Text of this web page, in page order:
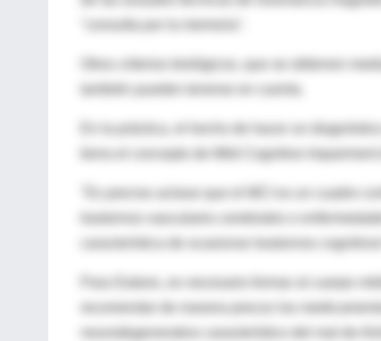
Otros criterios biológicos, que se obtienen
En la práctica, el hecho de hacer un
tierra el concepto de Mild Cognitive
"Es preciso aclarar que el MCI es un cuadro
trastornos vasculares cerebrales o
característica de ocasionar trastornos
Para Dubois, es necesario formar al cuerpo
recomendar de manera precoz los
neurodegenerativo característico del mal de